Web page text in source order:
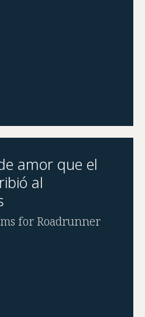
amor que el
al
for Roadrunner